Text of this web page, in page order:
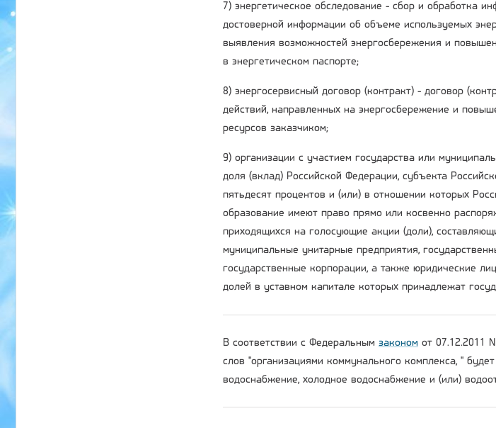
7) энергетическое обследование - сбор и обработка
достоверной информации об объеме используемых
выявления возможностей энергосбережения и
в энергетическом паспорте;
8) энергосервисный договор (контракт) - договор
действий, направленных на энергосбережение и
ресурсов заказчиком;
9) организации с участием государства или
доля (вклад) Российской Федерации, субъекта
пятьдесят процентов и (или) в отношении которых
образование имеют право прямо или косвенно
приходящихся на голосующие акции (доли),
муниципальные унитарные предприятия,
государственные корпорации, а также юридические
долей в уставном капитале которых принадлежат
В соответствии с Федеральным законом от 07.12.2011
слов "организациями коммунального комплекса, "
водоснабжение, холодное водоснабжение и (или)